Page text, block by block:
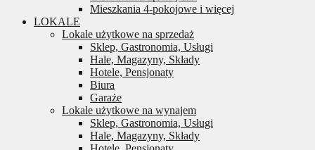
Mieszkania 4-pokojowe i więcej
LOKALE
Lokale użytkowe na sprzedaż
Sklep, Gastronomia, Usługi
Hale, Magazyny, Składy
Hotele, Pensjonaty
Biura
Garaże
Lokale użytkowe na wynajem
Sklep, Gastronomia, Usługi
Hale, Magazyny, Składy